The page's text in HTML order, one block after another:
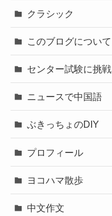
クラシック
このブログについて
センター試験に挑戦
ニュースで中国語
ぶきっちょのDIY
プロフィール
ヨコハマ散歩
中文作文